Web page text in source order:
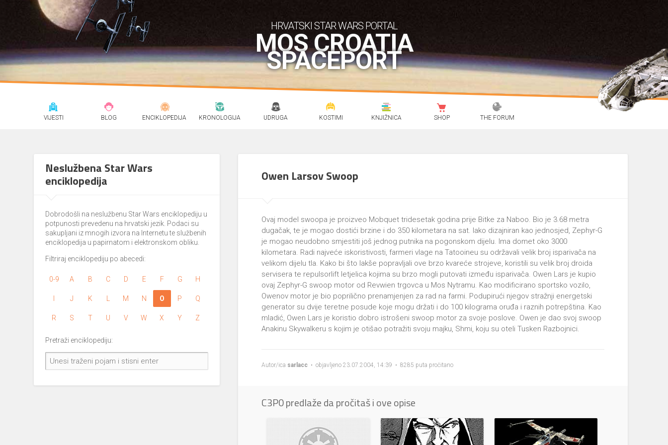
HRVATSKI STAR WARS PORTAL
MOS CROATIA
SPACEPORT
VIJESTI BLOG ENCIKLOPEDIJA KRONOLOGIJA UDRUGA KOSTIMI KNJIŽNICA SHOP THE FORUM
Neslužbena Star Wars
enciklopedija
Dobrodošli na neslužbenu Star Wars enciklopediju u
potpunosti prevedenu na hrvatski jezik. Podaci su
sakupljani iz mnogih izvora na Internetu te službenih
enciklopedija u papirnatom i elektronskom obliku.
Filtriraj enciklopediju po abecedi:
0-9 A B C D E F G H
J K M N O P Q
R S T U V W X Y Z
Pretraži enciklopediju:
Owen Larsov Swoop
Ovaj model swoopa je proizveo Mobquet tridesetak godina prije Bitke za Naboo. Bio je 3.68 metra
dugačak, te je mogao dostići brzine i do 350 kilometara na sat. Iako dizajniran kao jednosjed, Zephyr-G
je mogao neudobno smjestiti još jednog putnika na pogonskom dijelu. Ima domet oko 3000
kilometara. Radi najveće iskoristivosti, farmeri vlage na Tatooineu su održavali velik broj isparivača na
velikom dijelu tla. Kako bi što lakše popravljali ove brzo kvareće strojeve, koristili su velik broj droida
servisera te repulsorlift letjelica kojima su brzo mogli putovati između isparivača. Owen Lars je kupio
ovaj Zephyr-G swoop motor od Revwien trgovca u Mos Nytramu. Kao modificirano sportsko vozilo,
Owenov motor je bio poprilično prenamjenjen za rad na farmi. Podupirući njegov stražnji energetski
generator su dvije teretne posude koje mogu držati i do 100 kilograma oruđa i raznih potrepština. Kao
mladić, Owen Lars je koristio dobro istrošeni swoop motor za svoje poslove. Owen je dao svoj swoop
Anakinu Skywalkeru s kojim je otišao potražiti svoju majku, Shmi, koju su oteli Tusken Razbojnici.
Autor/ica sarlacc • objavljeno 23.07.2004, 14:39 • 8285 puta pročitano
C3P0 predlaže da pročitaš i ove opise